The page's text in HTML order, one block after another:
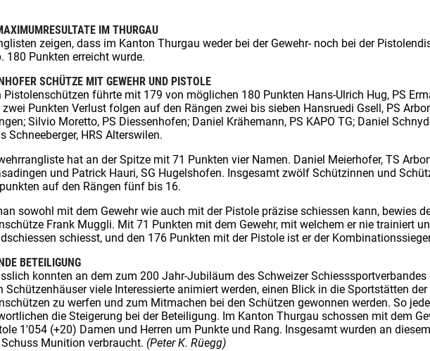
IM THURGAU
zeigen, dass im Kanton Thurgau weder bei der Gewehr- noch bei der
180 Punkten erreicht wurde.
SCHÜTZE MIT GEWEHR UND PISTOLE
Pistolenschützen führte mit 179 von möglichen 180 Punkten Hans-Ulrich Hug, PS
Punkten Verlust folgen auf den Rängen zwei bis sieben Hansruedi Gsell, PS
Silvio Moretto, PS Diessenhofen; Daniel Krähemann, PS KAPO TG; Daniel
Schneeberger, HRS Alterswilen.
hat an der Spitze mit 71 Punkten vier Namen. Daniel Meierhofer, TS
und Patrick Hauri, SG Hugelshofen. Insgesamt zwölf Schützinnen und
auf den Rängen fünf bis 16.
sowohl mit dem Gewehr wie auch mit der Pistole präzise schiessen kann, bewies
Frank Muggli. Mit 71 Punkten mit dem Gewehr, mit welchem er nie trainiert
schiesst, und den 176 Punkten mit der Pistole ist er der
BETEILIGUNG
konnten an dem zum 200 Jahr-Jubiläum des Schweizer Schiesssportverbandes
Schützenhäuser viele Interessierte animiert werden, einen Blick in die Sportstätten der
zu werfen und zum Mitmachen bei den Schützen gewonnen werden. So
die Steigerung bei der Beteiligung. Im Kanton Thurgau schossen mit dem
1'054 (+20) Damen und Herren um Punkte und Rang. Insgesamt wurden an
Schuss Munition verbraucht. (Peter K. Rüegg)